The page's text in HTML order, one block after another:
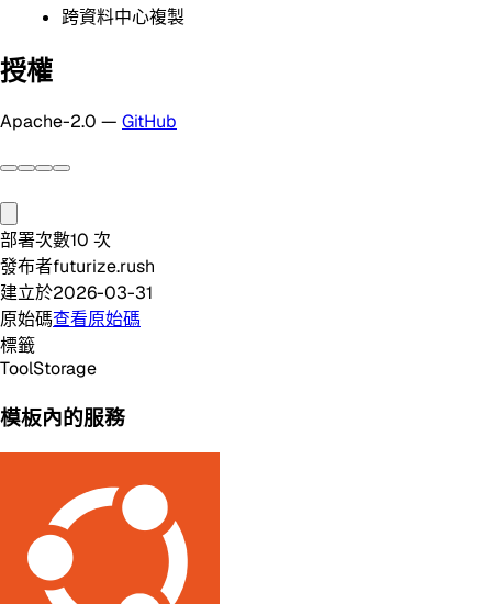
跨資料中心複製
授權
Apache-2.0 — GitHub
部署次數10 次
發布者futurize.rush
建立於2026-03-31
原始碼查看原始碼
標籤
ToolStorage
模板內的服務